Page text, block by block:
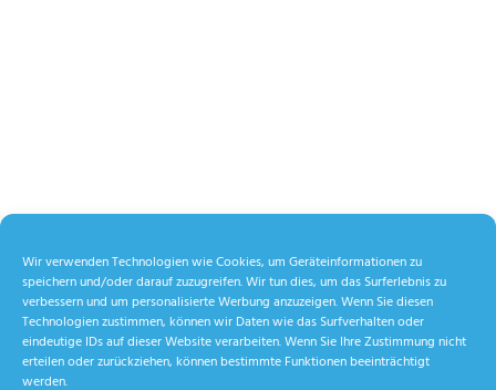
Wir verwenden Technologien wie Cookies, um Geräteinformationen zu
speichern und/oder darauf zuzugreifen. Wir tun dies, um das Surferlebnis zu
verbessern und um personalisierte Werbung anzuzeigen. Wenn Sie diesen
Technologien zustimmen, können wir Daten wie das Surfverhalten oder
eindeutige IDs auf dieser Website verarbeiten. Wenn Sie Ihre Zustimmung nicht
erteilen oder zurückziehen, können bestimmte Funktionen beeinträchtigt
werden.